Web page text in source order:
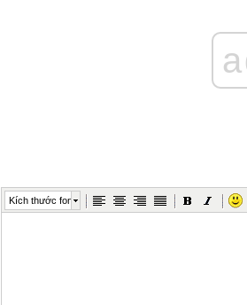
thông số kĩ thuật của các thiết bị đóng cắt và lấy
Năng lực giải quyết vấn đề: Xác định và tìm
Kích thước font